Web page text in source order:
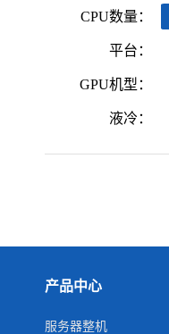
CPU数量：
平台：
GPU机型：
液冷：
产品中心
服务器整机